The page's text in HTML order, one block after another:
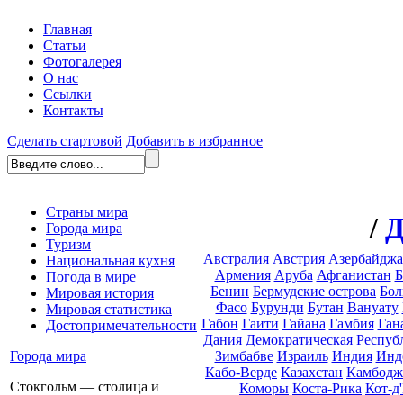
Главная
Статьи
Фотогалерея
О нас
Ссылки
Контакты
Сделать стартовой Добавить в избранное
Страны мира
Города мира
Туризм
Национальная кухня
Погода в мире
Мировая история
Мировая статистика
Достопримечательности
Города мира
Стокгольм — столица и
/
Австралия Австрия
Армения Аруба Афганистан
Бенин Бермудские острова
Фасо Бурунди Бутан Вануату
Габон Гаити Гайана Гамбия
Дания Демократическая
Зимбабве Израиль Индия
Кабо-Верде Казахстан
Коморы Коста-Рика Кот-